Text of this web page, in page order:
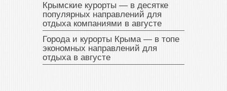
Крымские курорты — в десятке
популярных направлений для
отдыха компаниями в августе
Города и курорты Крыма — в топе
экономных направлений для
отдыха в августе